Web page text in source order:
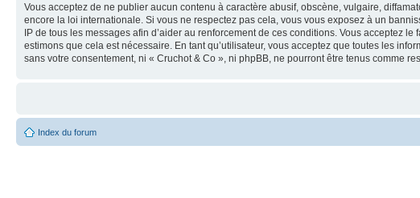
Vous acceptez de ne publier aucun contenu à caractère abusif, obscène, vulgaire,
encore la loi internationale. Si vous ne respectez pas cela, vous vous exposez à un
IP de tous les messages afin d’aider au renforcement de ces conditions. Vous acceptez
estimons que cela est nécessaire. En tant qu’utilisateur, vous acceptez que toutes les
sans votre consentement, ni « Cruchot & Co », ni phpBB, ne pourront être tenus comme
Index du forum